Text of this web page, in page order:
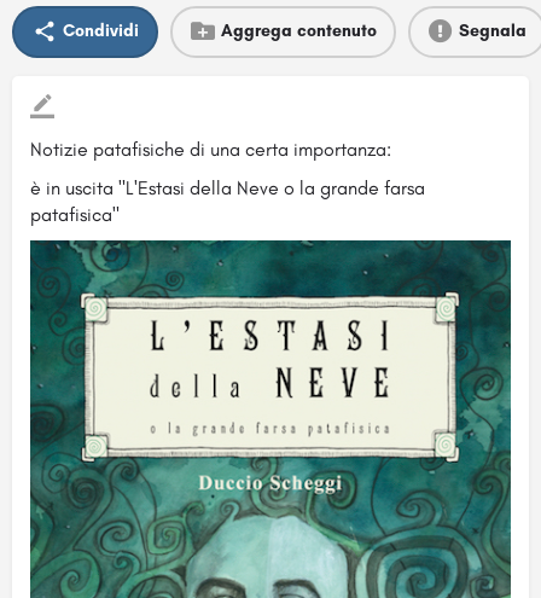
Condividi Aggrega contenuto Segnala
Notizie patafisiche di una certa importanza:
è in uscita "L'Estasi della Neve o la grande farsa
patafisica"